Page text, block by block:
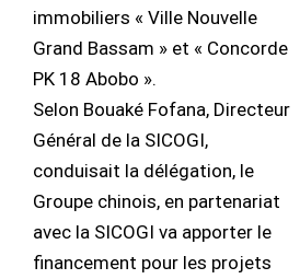
immobiliers « Ville Nouvelle
Grand Bassam » et « Concorde
PK 18 Abobo ».
Selon Bouaké Fofana, Directeur
Général de la SICOGI,
conduisait la délégation, le
Groupe chinois, en partenariat
avec la SICOGI va apporter le
financement pour les projets